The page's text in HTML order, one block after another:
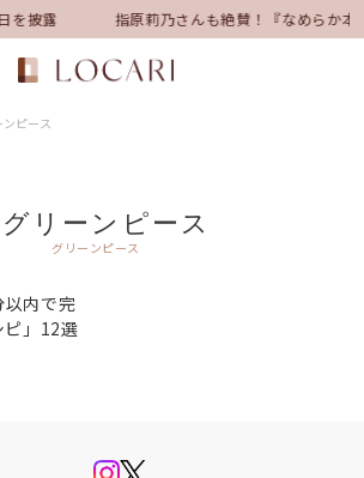
を披露 指原莉乃さんも絶賛！『なめらか
ンピース
リーンピース
グリーンピース
内で完
ピ」12選